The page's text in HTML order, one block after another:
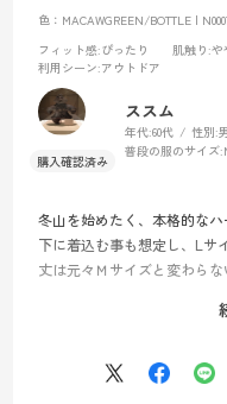
色：MACAWGREEN/BOTTLE |
フィット感:ぴったり 肌触り :や
利用シーン:アウトドア
ススム
年代:60代 性別:
普段の服のサイズ:
冬山を始めたく、本格的なハ
下に着込む事も想定し、Lサ
丈は元々Ｍサイズと変わら
もっとゴワゴワした着心地
感じはしますが）。